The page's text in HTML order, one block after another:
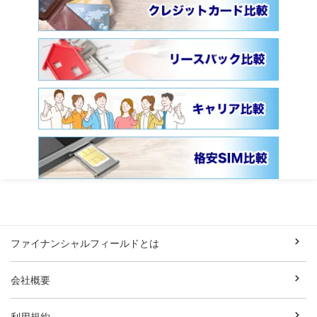
ファイナンシャルフィールドとは
会社概要